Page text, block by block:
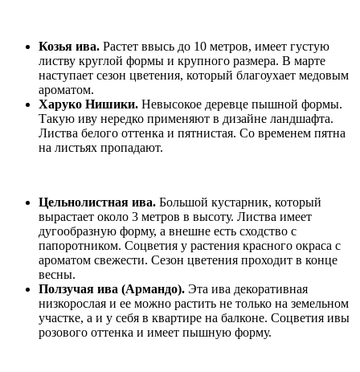
Козья ива. Растет ввысь до 10 метров, имеет густую
листву круглой формы и крупного размера. В марте
наступает сезон цветения, который благоухает медовым
ароматом.
Харуко Нишики. Невысокое деревце пышной формы.
Такую иву нередко применяют в дизайне ландшафта.
Листва белого оттенка и пятнистая. Со временем пятна
на листьях пропадают.
Цельнолистная ива. Большой кустарник, который
вырастает около 3 метров в высоту. Листва имеет
дугообразную форму, а внешне есть сходство с
папоротником. Соцветия у растения красного окраса с
ароматом свежести. Сезон цветения проходит в конце
весны.
Ползучая ива (Армандо). Эта ива декоративная
низкорослая и ее можно растить не только на земельном
участке, а и у себя в квартире на балконе. Соцветия ивы
розового оттенка и имеет пышную форму.